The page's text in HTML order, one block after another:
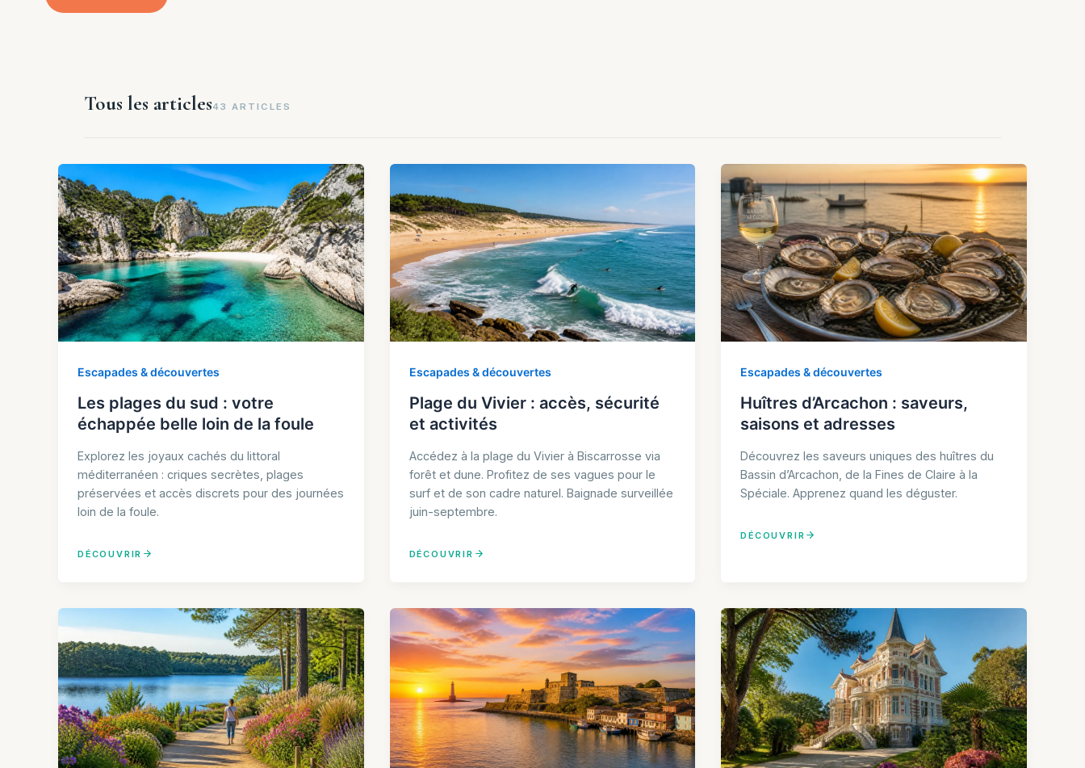
Tous les articles43 ARTICLES
Escapades & découvertes
Les plages du sud : votre
échappée belle loin de la foule
Explorez les joyaux cachés du littoral
méditerranéen : criques secrètes, plages
préservées et accès discrets pour des journées
loin de la foule.
DÉCOUVRIR
Escapades & découvertes
Plage du Vivier : accès, sécurité
et activités
Accédez à la plage du Vivier à Biscarrosse via
forêt et dune. Profitez de ses vagues pour le
surf et de son cadre naturel. Baignade surveillée
juin-septembre.
DÉCOUVRIR
Escapades & découvertes
Huîtres d’Arcachon : saveurs,
saisons et adresses
Découvrez les saveurs uniques des huîtres du
Bassin d’Arcachon, de la Fines de Claire à la
Spéciale. Apprenez quand les déguster.
DÉCOUVRIR